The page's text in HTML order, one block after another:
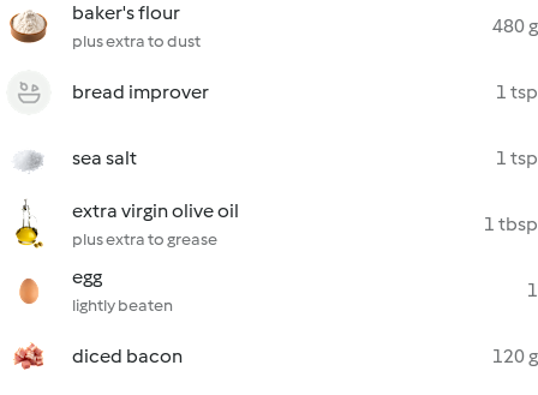
baker's flour
plus extra to dust
480 g
bread improver 1 tsp
sea salt 1 tsp
extra virgin olive oil
plus extra to grease
1 tbsp
egg
lightly beaten
1
diced bacon 120 g